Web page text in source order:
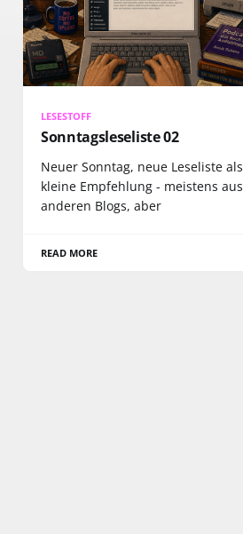
LESESTOFF
Sonntagsleseliste 02
Neuer Sonntag, neue Leseliste als
kleine Empfehlung - meistens aus
anderen Blogs, aber
READ MORE